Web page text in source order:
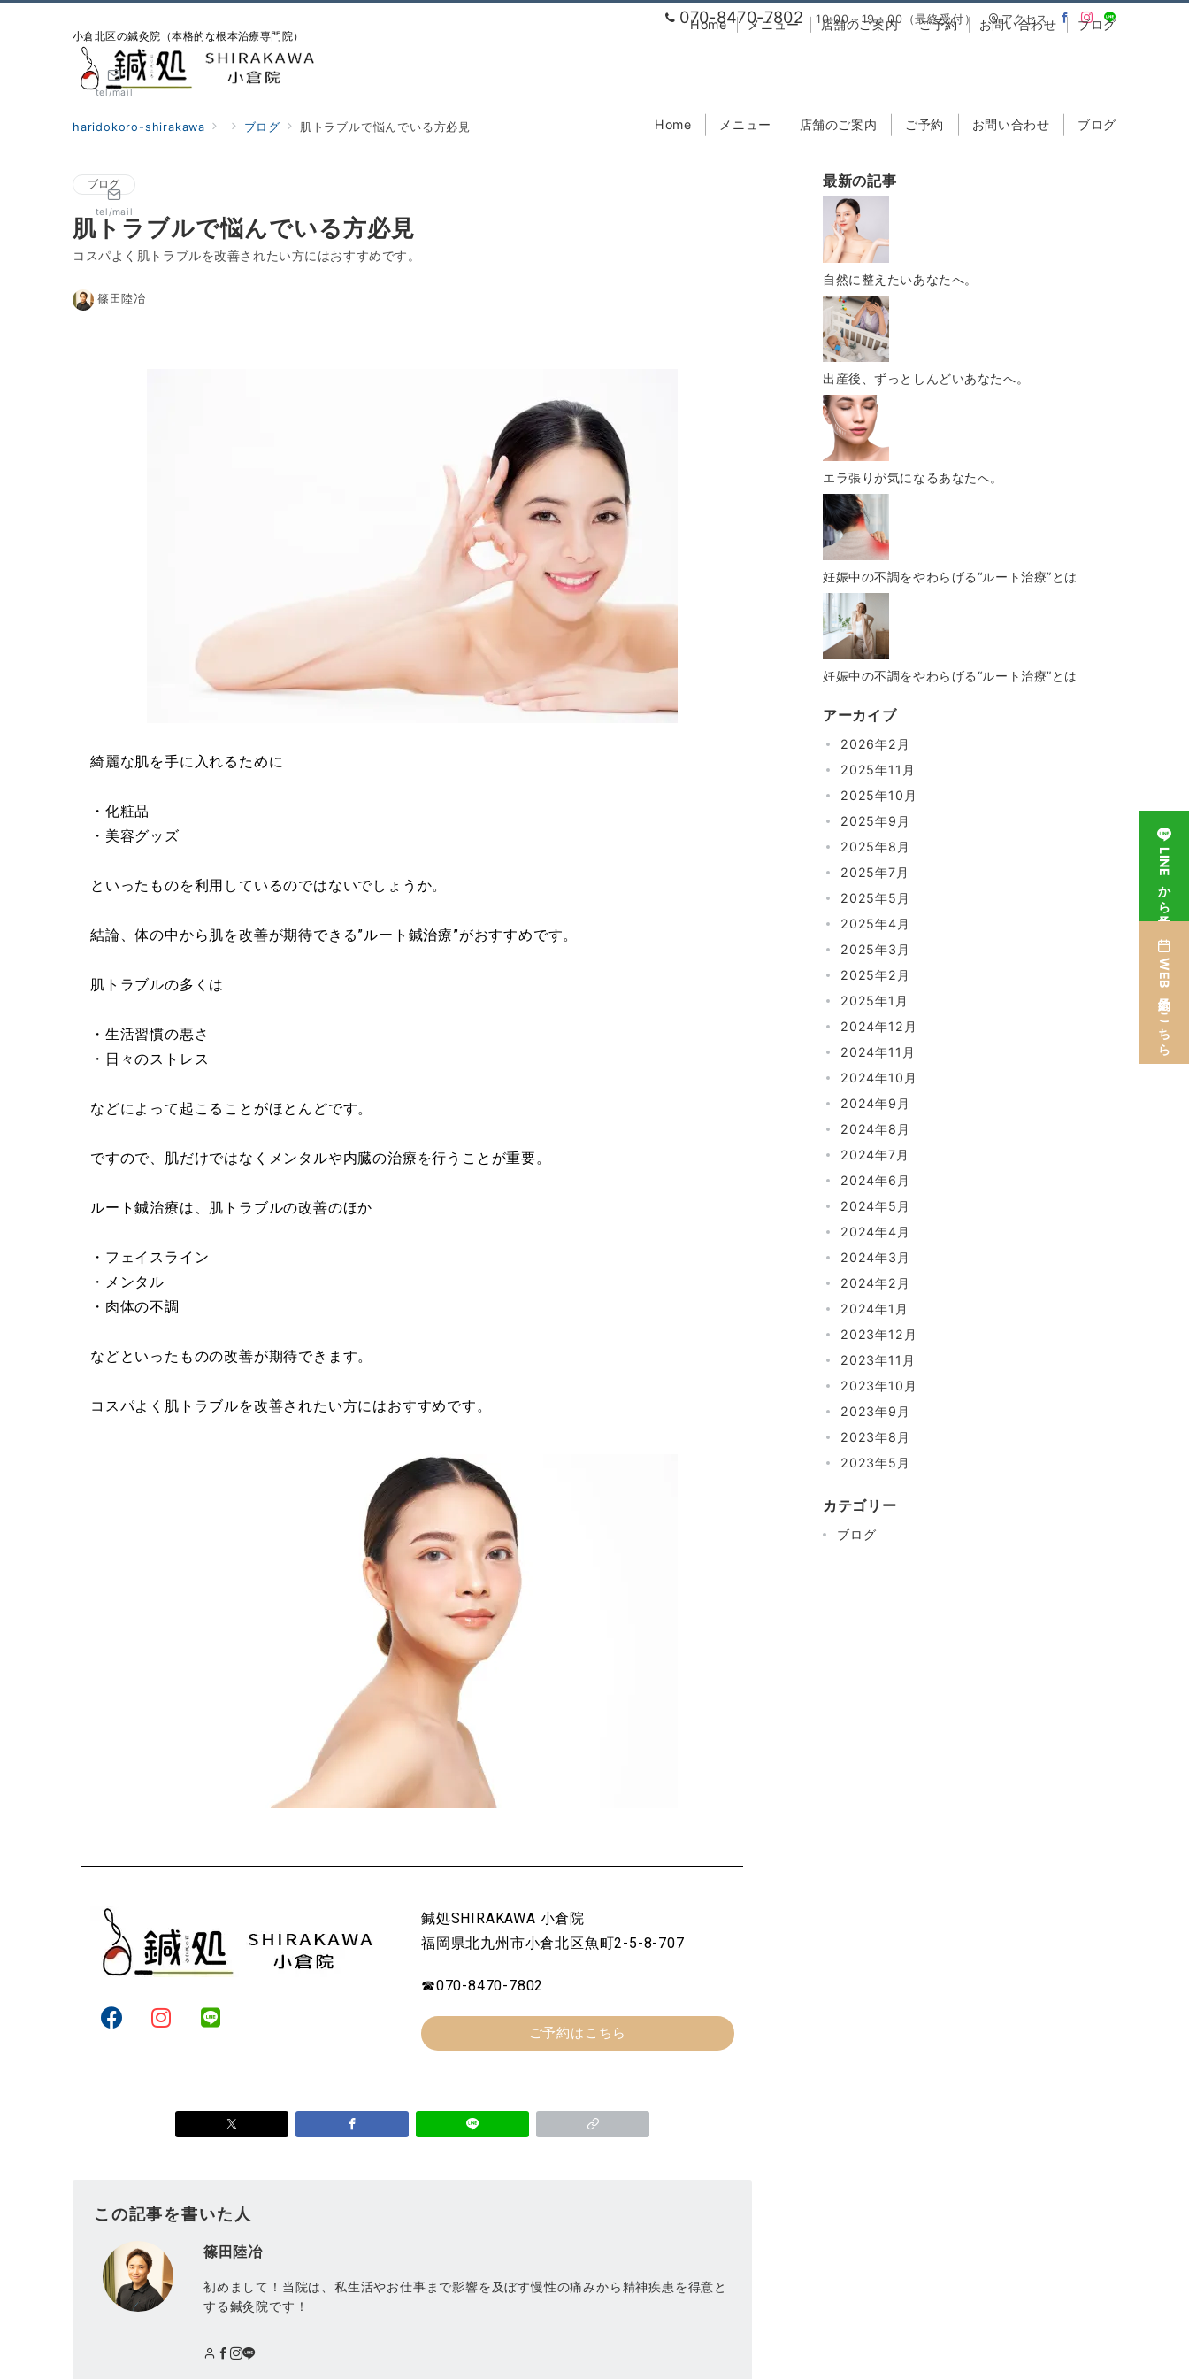
070-8470-7802 10:00～19：00（最終受付） アクセス
小倉北区の鍼灸院（本格的な根本治療専門院）
Home メニュー 店舗のご案内 ご予約 お問い合わせ ブログ
tel/mail
Home メニュー 店舗のご案内 ご予約 お問い合わせ ブログ
tel/mail
haridokoro-shirakawa ブログ 肌トラブルで悩んでいる方必見
ブログ
肌トラブルで悩んでいる方必見
コスパよく肌トラブルを改善されたい方にはおすすめです。
篠田陸冶
綺麗な肌を手に入れるために
・化粧品
・美容グッズ
といったものを利用しているのではないでしょうか。
結論、体の中から肌を改善が期待できる”ルート鍼治療”がおすすめです。
肌トラブルの多くは
・生活習慣の悪さ
・日々のストレス
などによって起こることがほとんどです。
ですので、肌だけではなくメンタルや内臓の治療を行うことが重要。
ルート鍼治療は、肌トラブルの改善のほか
・フェイスライン
・メンタル
・肉体の不調
などといったものの改善が期待できます。
コスパよく肌トラブルを改善されたい方にはおすすめです。
鍼処SHIRAKAWA 小倉院
福岡県北九州市小倉北区魚町2-5-8-707
☎070-8470-7802
ご予約はこちら
この記事を書いた人
篠田陸冶
初めまして！当院は、私生活やお仕事まで影響を及ぼす慢性の痛みから精神疾患を得意と
する鍼灸院です！
最新の記事
自然に整えたいあなたへ。
出産後、ずっとしんどいあなたへ。
エラ張りが気になるあなたへ。
妊娠中の不調をやわらげる“ルート治療”とは
妊娠中の不調をやわらげる“ルート治療”とは
アーカイブ
2026年2月
2025年11月
2025年10月
2025年9月
2025年8月
2025年7月
2025年5月
2025年4月
2025年3月
2025年2月
2025年1月
2024年12月
2024年11月
2024年10月
2024年9月
2024年8月
2024年7月
2024年6月
2024年5月
2024年4月
2024年3月
2024年2月
2024年1月
2023年12月
2023年11月
2023年10月
2023年9月
2023年8月
2023年5月
カテゴリー
ブログ
LINEから予約
WEB予約はこちら